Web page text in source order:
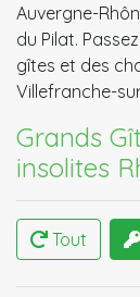
Auvergne-
du Pilat.
gîtes et des
Villefranche-
Grands
insolites
Tout